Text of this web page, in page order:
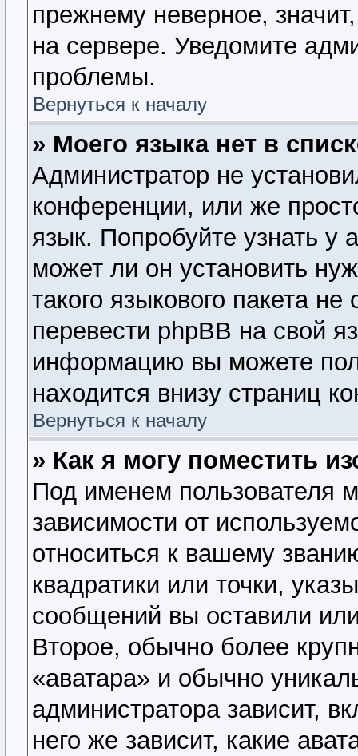
прежнему неверное,
на сервере. Уведомите
проблемы.
Вернуться к началу
» Моего языка нет в
Администратор не
конференции, или же
язык. Попробуйте узнать у
может ли он установить
такого языкового пакета
перевести phpBB на свой
информацию вы можете
находится внизу страниц
Вернуться к началу
» Как я могу поместить
Под именем пользователя
зависимости от
относиться к вашему
квадратики или точки,
сообщений вы оставили
Второе, обычно более
«аватара» и обычно
администратора зависит,
него же зависит, какие